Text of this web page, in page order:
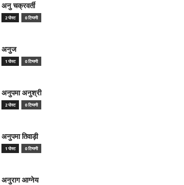
अनु चक्रवर्ती
2 पोस्ट 0 टिप्पणी
अनुज
1 पोस्ट 0 टिप्पणी
अनुपमा अनुश्री
2 पोस्ट 0 टिप्पणी
अनुपमा तिवाड़ी
1 पोस्ट 0 टिप्पणी
अनुराग आग्नेय